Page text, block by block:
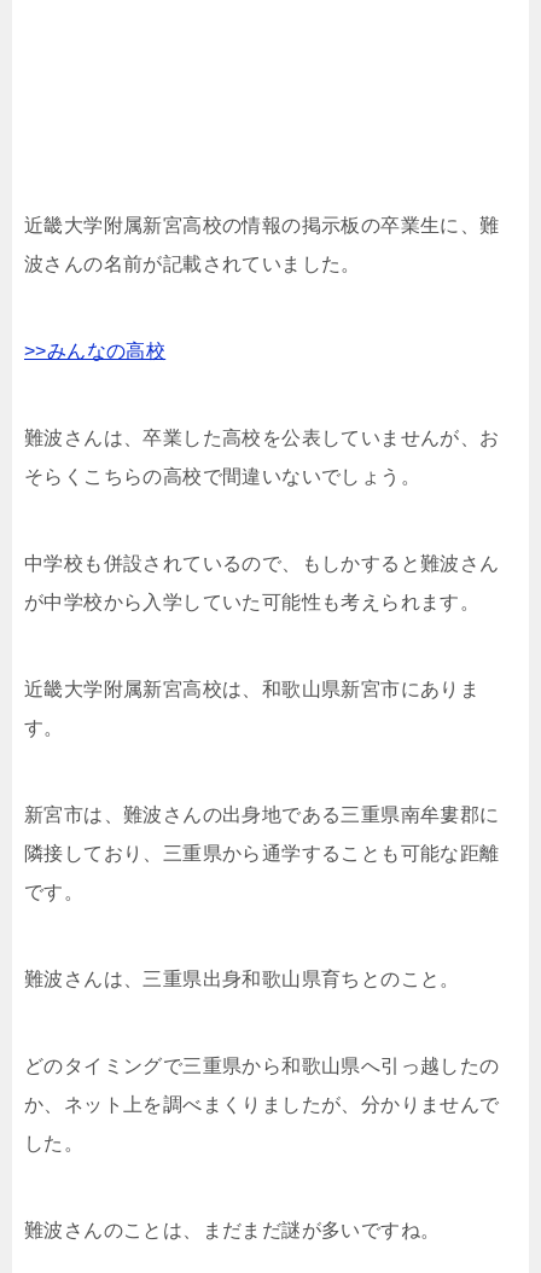
近畿大学附属新宮高校の情報の掲示板の卒業生に、難
波さんの名前が記載されていました。
>>みんなの高校
難波さんは、卒業した高校を公表していませんが、お
そらくこちらの高校で間違いないでしょう。
中学校も併設されているので、もしかすると難波さん
が中学校から入学していた可能性も考えられます。
近畿大学附属新宮高校は、和歌山県新宮市にありま
す。
新宮市は、難波さんの出身地である三重県南牟婁郡に
隣接しており、三重県から通学することも可能な距離
です。
難波さんは、三重県出身和歌山県育ちとのこと。
どのタイミングで三重県から和歌山県へ引っ越したの
か、ネット上を調べまくりましたが、分かりませんで
した。
難波さんのことは、まだまだ謎が多いですね。